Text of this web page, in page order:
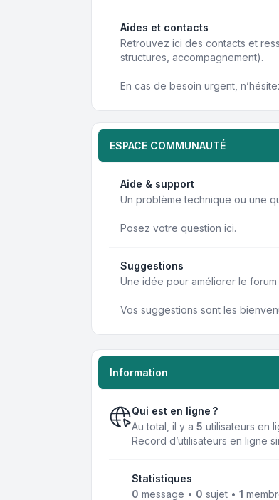
Aides et contacts
Retrouvez ici des contacts et
structures, accompagnement).
En cas de besoin urgent,
ESPACE COMMUNAUTÉ
Aide & support
Un problème technique ou une
Posez votre question ici.
Suggestions
Une idée pour améliorer le forum
Vos suggestions sont les
Information
Qui est en ligne ?
Au total, il y a 5 utilisateurs en
Record d’utilisateurs en ligne
Statistiques
0 message • 0 sujet • 1